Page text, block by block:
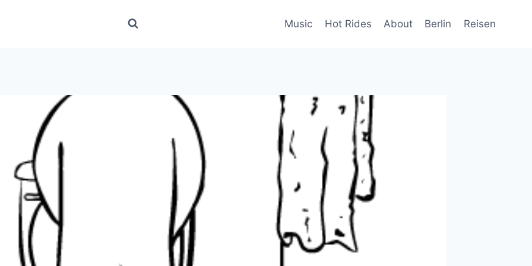
Music Hot Rides About Berlin Reisen